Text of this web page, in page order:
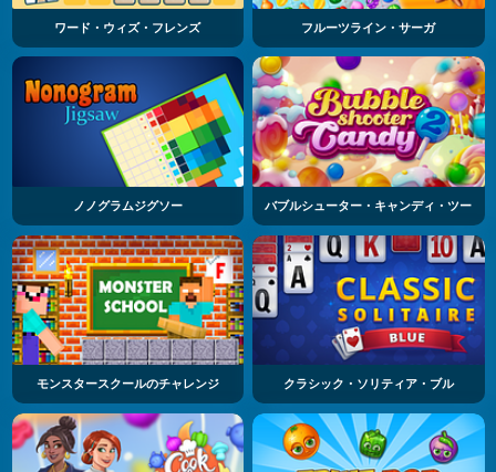
ワード・ウィズ・フレンズ フルーツライン・サーガ
ノノグラムジグソー バブルシューター・キャンディ・ツー
モンスタースクールのチャレンジ クラシック・ソリティア・ブル